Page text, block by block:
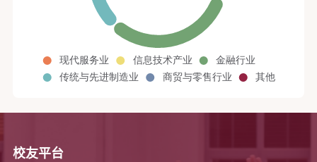
校友平台